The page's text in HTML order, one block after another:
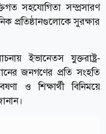
সহযোগিতা সম্প্রসারণ
প্রতিষ্ঠানগুলোকে সুরক্ষার
ইভানেতস যুক্তরাষ্ট্র-
জনগণের প্রতি সংহতি
ও শিক্ষার্থী বিনিময়ে